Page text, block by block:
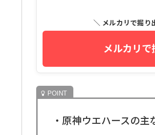
＼ メルカリで掘り
メルカリで
・原神ウエハースの主